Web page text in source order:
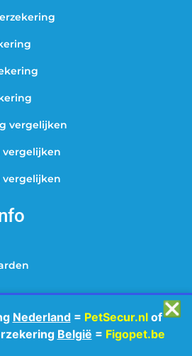
vergelijken
vergelijken
❎
Nederland= PetSecur.nlof
België = Figopet.be